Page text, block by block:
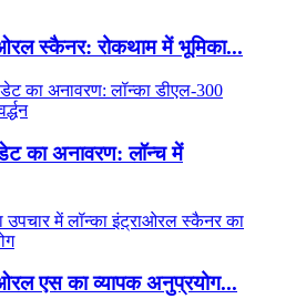
स्कैनर: रोकथाम में भूमिका...
का अनावरण: लॉन्च में
एस का व्यापक अनुप्रयोग...